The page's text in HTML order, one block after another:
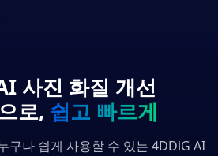
사진 화질 개선
로, 쉽고 빠르게
구나 쉽게 사용할 수 있는 4DDiG AI